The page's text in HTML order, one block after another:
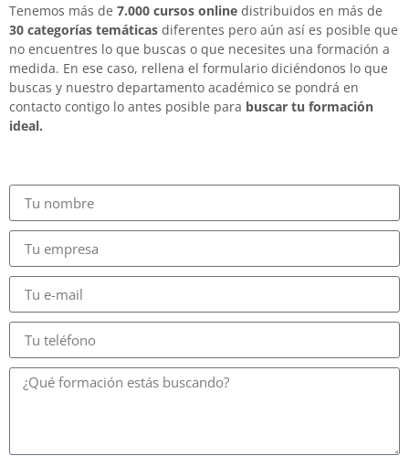
Tenemos más de 7.000 cursos online distribuidos en más de
30 categorías temáticas diferentes pero aún así es posible que
no encuentres lo que buscas o que necesites una formación a
medida. En ese caso, rellena el formulario diciéndonos lo que
buscas y nuestro departamento académico se pondrá en
contacto contigo lo antes posible para buscar tu formación
ideal.